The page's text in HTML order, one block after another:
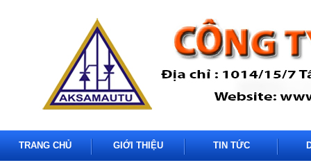
TRANG CHỦ GIỚI THIỆU TIN TỨC